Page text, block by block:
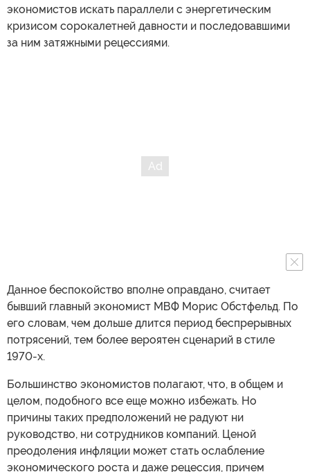
экономистов искать параллели с энергетическим
кризисом сорокалетней давности и последовавшими
за ним затяжными рецессиями.
Данное беспокойство вполне оправдано, считает
бывший главный экономист МВФ Морис Обстфельд. По
его словам, чем дольше длится период беспрерывных
потрясений, тем более вероятен сценарий в стиле
1970-х.
Большинство экономистов полагают, что, в общем и
целом, подобного все еще можно избежать. Но
причины таких предположений не радуют ни
руководство, ни сотрудников компаний. Ценой
преодоления инфляции может стать ослабление
экономического роста и даже рецессия, причем